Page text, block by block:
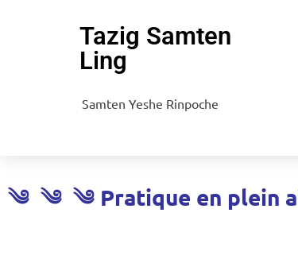
Tazig Samten
Ling
Samten Yeshe Rinpoche
༄ ༄ ༄ Pratique en plein